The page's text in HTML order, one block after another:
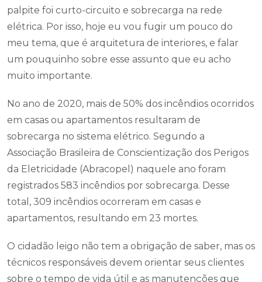
palpite foi curto-circuito e sobrecarga na rede
elétrica. Por isso, hoje eu vou fugir um pouco do
meu tema, que é arquitetura de interiores, e falar
um pouquinho sobre esse assunto que eu acho
muito importante.
No ano de 2020, mais de 50% dos incêndios ocorridos
em casas ou apartamentos resultaram de
sobrecarga no sistema elétrico. Segundo a
Associação Brasileira de Conscientização dos Perigos
da Eletricidade (Abracopel) naquele ano foram
registrados 583 incêndios por sobrecarga. Desse
total, 309 incêndios ocorreram em casas e
apartamentos, resultando em 23 mortes.
O cidadão leigo não tem a obrigação de saber, mas os
técnicos responsáveis devem orientar seus clientes
sobre o tempo de vida útil e as manutenções que